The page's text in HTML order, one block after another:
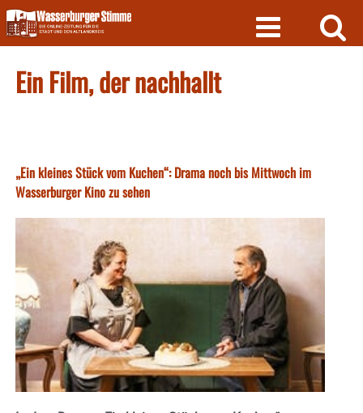
Skip
to
content
Ein Film, der nachhallt
„Ein kleines Stück vom Kuchen“: Drama noch bis Mittwoch im
Wasserburger Kino zu sehen